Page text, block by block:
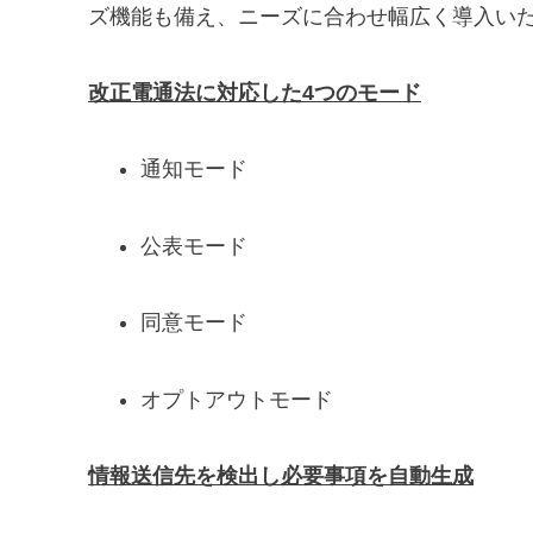
ズ機能も備え、ニーズに合わせ幅広く導入い
改正電通法に対応した4つのモード
通知モード
公表モード
同意モード
オプトアウトモード
情報送信先を検出し必要事項を自動生成